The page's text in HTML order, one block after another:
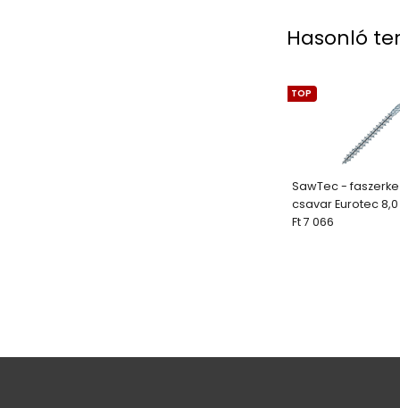
Hasonló
SawTec -
csavar Eurotec
TOP
Ft 7 066